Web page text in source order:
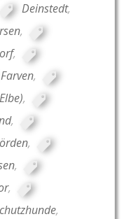
Deinstedt,
,
,
Farven,
,
,
,
,
,
,